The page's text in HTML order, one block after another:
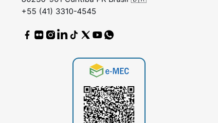
+55 (41) 3310-4545